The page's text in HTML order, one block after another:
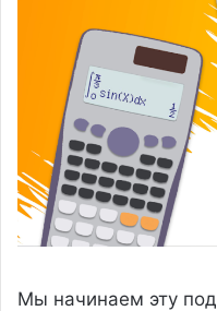
Мы начинаем эту